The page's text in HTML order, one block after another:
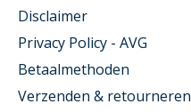
Disclaimer
Privacy Policy - AVG
Betaalmethoden
Verzenden & retourneren